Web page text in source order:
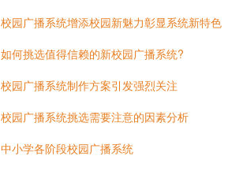
校园广播系统增添校园新魅力彰显系统新特色
如何挑选值得信赖的新校园广播系统?
校园广播系统制作方案引发强烈关注
校园广播系统挑选需要注意的因素分析
中小学各阶段校园广播系统